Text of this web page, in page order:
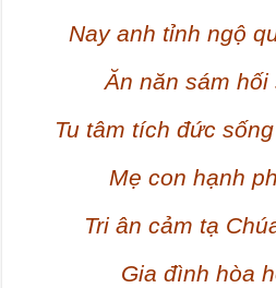
Nay anh tỉnh ngộ
Ăn năn sám
Tu tâm tích đức
Mẹ con hạnh
Tri ân cảm tạ
Gia đình hòa